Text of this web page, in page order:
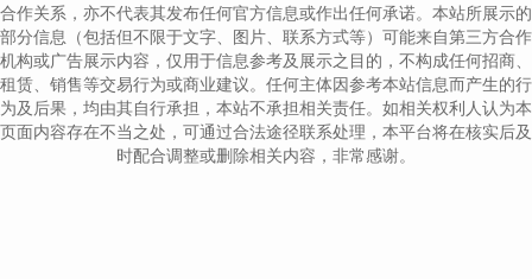
合作关系，亦不代表其发布任何官方信息或作出任何承诺。本站所展示的
部分信息（包括但不限于文字、图片、联系方式等）可能来自第三方合作
机构或广告展示内容，仅用于信息参考及展示之目的，不构成任何招商、
租赁、销售等交易行为或商业建议。任何主体因参考本站信息而产生的行
为及后果，均由其自行承担，本站不承担相关责任。如相关权利人认为本
页面内容存在不当之处，可通过合法途径联系处理，本平台将在核实后及
时配合调整或删除相关内容，非常感谢。